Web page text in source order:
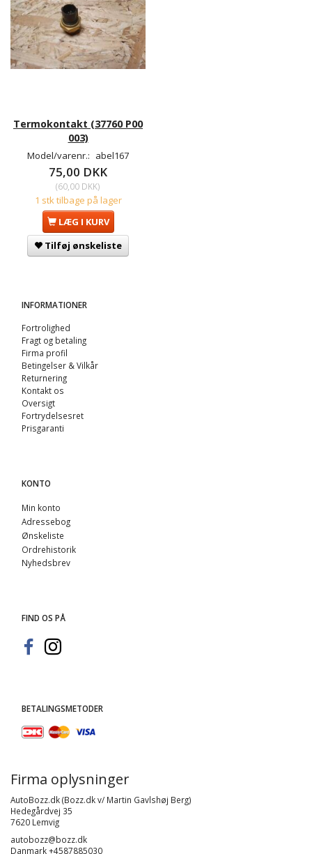
Termokontakt (37760 P00
003)
Model/varenr.: abel167
75,00 DKK
(60,00 DKK)
1 stk tilbage på lager
LÆG I KURV
Tilføj ønskeliste
INFORMATIONER
Fortrolighed
Fragt og betaling
Firma profil
Betingelser & Vilkår
Returnering
Kontakt os
Oversigt
Fortrydelsesret
Prisgaranti
KONTO
Min konto
Adressebog
Ønskeliste
Ordrehistorik
Nyhedsbrev
FIND OS PÅ
BETALINGSMETODER
Firma oplysninger
AutoBozz.dk (Bozz.dk v/ Martin Gavlshøj Berg)
Hedegårdvej 35
7620 Lemvig
autobozz@bozz.dk
Danmark +4587885030